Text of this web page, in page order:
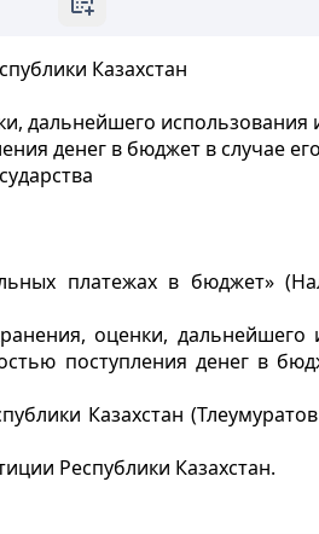
Казахстан
дальнейшего использования
денег в бюджет в случае
платежах в бюджет»
оценки, дальнейшего
поступления денег в
Казахстан
Республики Казахстан.